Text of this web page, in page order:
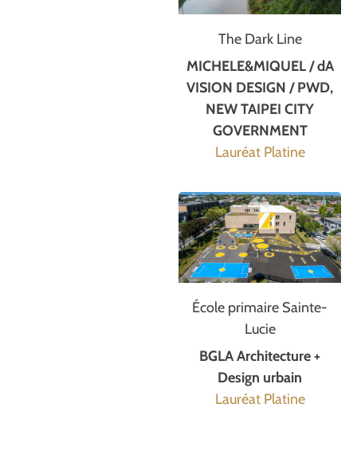
The Dark Line
MICHELE&MIQUEL / dA
VISION DESIGN / PWD,
NEW TAIPEI CITY
GOVERNMENT
Lauréat Platine
École primaire Sainte-
Lucie
BGLA Architecture +
Design urbain
Lauréat Platine